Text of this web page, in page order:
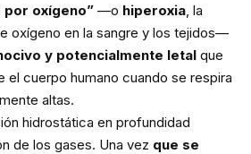
oxígeno” —o hiperoxia, la
oxígeno en la sangre y los tejidos—
y potencialmente letal que
el cuerpo humano cuando se respira
altas.
hidrostática en profundidad
de los gases. Una vez que se